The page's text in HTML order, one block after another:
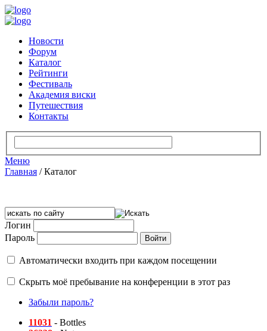
Новости
Форум
Каталог
Рейтинги
Фестиваль
Академия виски
Путешествия
Контакты
Меню
Главная /Каталог
Логин
Пароль
Автоматически входить при каждом посещении
Скрыть моё пребывание на конференции в этот раз
Забыли пароль?
11031 - Bottles